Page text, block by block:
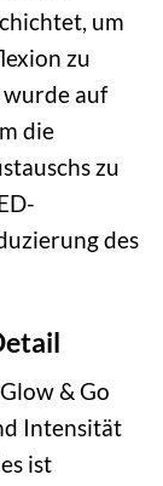
um
zu
auf
die
zu
des
& Go
Intensität
ist